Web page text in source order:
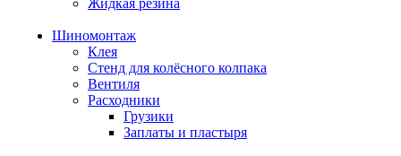
Жидкая резина
Шиномонтаж
Клея
Стенд для колёсного колпака
Вентиля
Расходники
Грузики
Заплаты и пластыря